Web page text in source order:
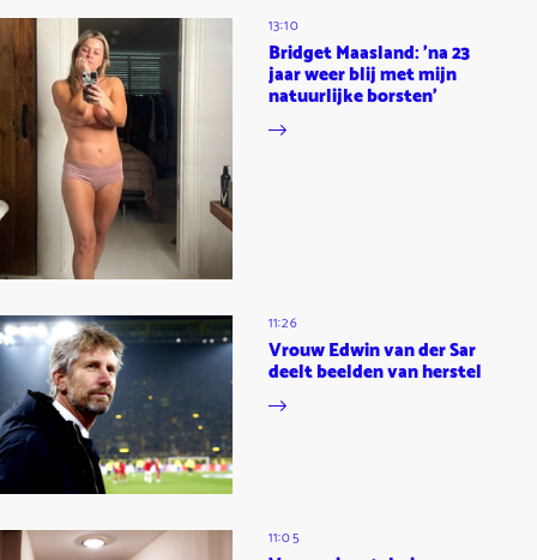
13:10
Bridget Maasland: 'na 23
jaar weer blij met mijn
natuurlijke borsten'
11:26
Vrouw Edwin van der Sar
deelt beelden van herstel
11:05